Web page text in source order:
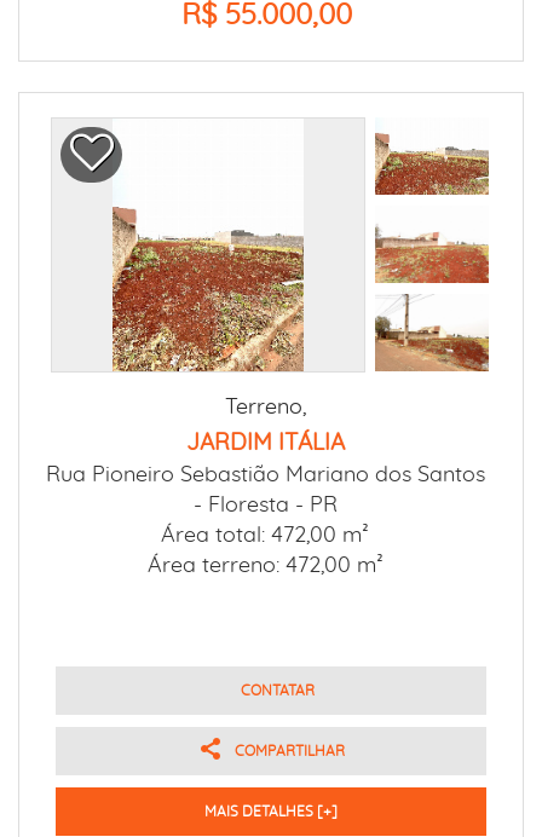
R$ 55.000,00
Terreno,
JARDIM ITÁLIA
Rua Pioneiro Sebastião Mariano dos Santos
- Floresta - PR
Área total: 472,00 m²
Área terreno: 472,00 m²
CONTATAR
COMPARTILHAR
MAIS DETALHES [+]